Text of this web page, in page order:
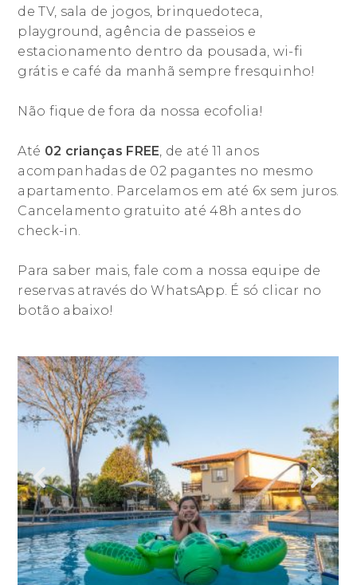
de TV, sala de jogos, brinquedoteca,
playground, agência de passeios e
estacionamento dentro da pousada, wi-fi
grátis e café da manhã sempre fresquinho!
Não fique de fora da nossa ecofolia!
Até 02 crianças FREE, de até 11 anos
acompanhadas de 02 pagantes no mesmo
apartamento. Parcelamos em até 6x sem juros.
Cancelamento gratuito até 48h antes do
check-in.
Para saber mais, fale com a nossa equipe de
reservas através do WhatsApp. É só clicar no
botão abaixo!